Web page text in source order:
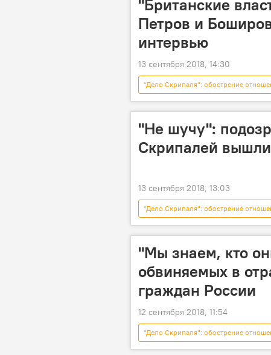
"Британские
Петров и
интервью
13 сентября 2018, 14:30
"Дело Скрипаля": обострение
"Не шучу":
Скрипалей
13 сентября 2018, 13:03
"Дело Скрипаля": обострение
дело Скрипаля
Маргарита
"Мы знаем, кто
обвиняемых в
граждан России
12 сентября 2018, 11:54
"Дело Скрипаля": обострение
Владимир Путин
Скрипаль